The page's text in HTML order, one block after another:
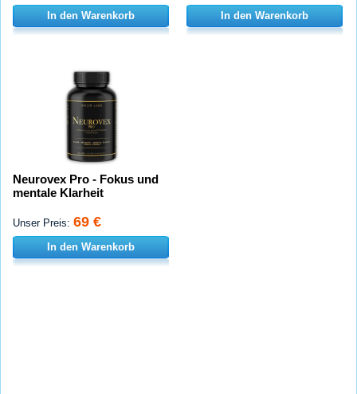
In den Warenkorb In den Warenkorb
Neurovex Pro - Fokus und
mentale Klarheit
Unser Preis: 69 €
In den Warenkorb